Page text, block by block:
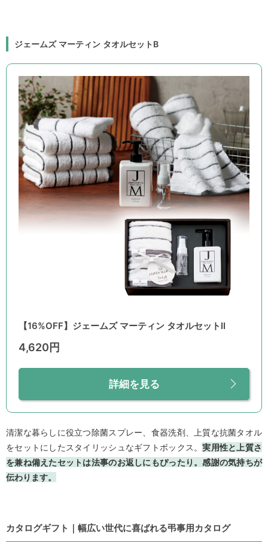
ジェームズ マーティン タオルセットB
【16%OFF】ジェームズ マーティン タオルセットII
4,620円
詳細を見る
清潔な暮らしに役立つ除菌スプレー、食器洗剤、上質な抗菌タオル
をセットにしたスタイリッシュなギフトボックス。実用性と上質さ
を兼ね備えたセットは法事のお返しにもぴったり。感謝の気持ちが
伝わります。
カタログギフト｜幅広い世代に喜ばれる弔事用カタログ